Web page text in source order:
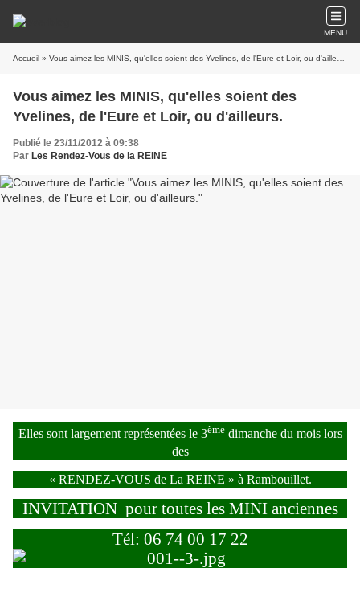
MENU
Accueil » Vous aimez les MINIS, qu'elles soient des Yvelines, de l'Eure et Loir, ou d'ailleurs.
Vous aimez les MINIS, qu'elles soient des
Yvelines, de l'Eure et Loir, ou d'ailleurs.
Publié le 23/11/2012 à 09:38
Par Les Rendez-Vous de la REINE
Elles sont largement représentées le 3èmedimanche du mois lors
des
« RENDEZ-VOUS de La REINE » à Rambouillet.
INVITATION pour toutes les MINI anciennes
Tél: 06 74 00 17 22